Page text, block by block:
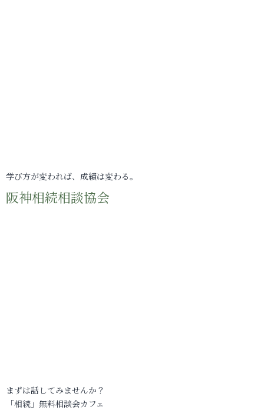
学び方が変われば、成績は変わる。
阪神相続相談協会
まずは話してみませんか？
「相続」無料相談会カフェ